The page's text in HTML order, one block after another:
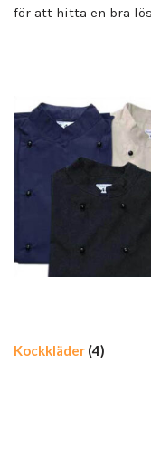
för att hitta en bra
Kockkläder (4)